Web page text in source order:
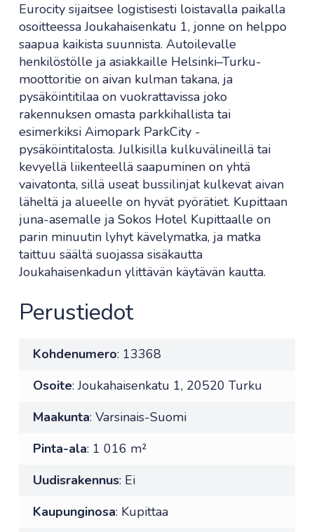
Eurocity sijaitsee logistisesti loistavalla paikalla
osoitteessa Joukahaisenkatu 1, jonne on helppo
saapua kaikista suunnista. Autoilevalle
henkilöstölle ja asiakkaille Helsinki–Turku-
moottoritie on aivan kulman takana, ja
pysäköintitilaa on vuokrattavissa joko
rakennuksen omasta parkkihallista tai
esimerkiksi Aimopark ParkCity -
pysäköintitalosta. Julkisilla kulkuvälineillä tai
kevyellä liikenteellä saapuminen on yhtä
vaivatonta, sillä useat bussilinjat kulkevat aivan
läheltä ja alueelle on hyvät pyörätiet. Kupittaan
juna-asemalle ja Sokos Hotel Kupittaalle on
parin minuutin lyhyt kävelymatka, ja matka
taittuu säältä suojassa sisäkautta
Joukahaisenkadun ylittävän käytävän kautta.
Perustiedot
Kohdenumero: 13368
Osoite: Joukahaisenkatu 1, 20520 Turku
Maakunta: Varsinais-Suomi
Pinta-ala: 1 016 m²
Uudisrakennus: Ei
Kaupunginosa: Kupittaa